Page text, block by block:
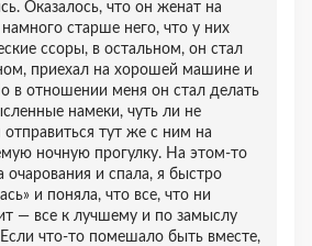
Оказалось, что он женат на
старше него, что у них
ссоры, в остальном, он стал
приехал на хорошей машине и
в отношении меня он стал делать
намеки, чуть ли не
отправиться тут же с ним на
ночную прогулку. На этом-то
очарования и спала, я быстро
и поняла, что все, что ни
— все к лучшему и по замыслу
что-то помешало быть вместе,